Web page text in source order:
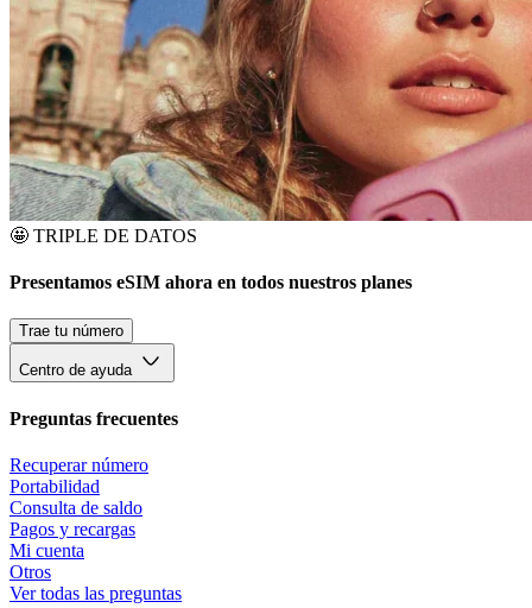
🤩 TRIPLE DE DATOS
Presentamos eSIM ahora en todos nuestros planes
Trae tu número
Centro de ayuda
Preguntas frecuentes
Recuperar número
Portabilidad
Consulta de saldo
Pagos y recargas
Mi cuenta
Otros
Ver todas las preguntas